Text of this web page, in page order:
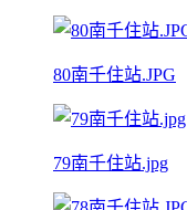
80南千住站.JPG
79南千住站.jpg